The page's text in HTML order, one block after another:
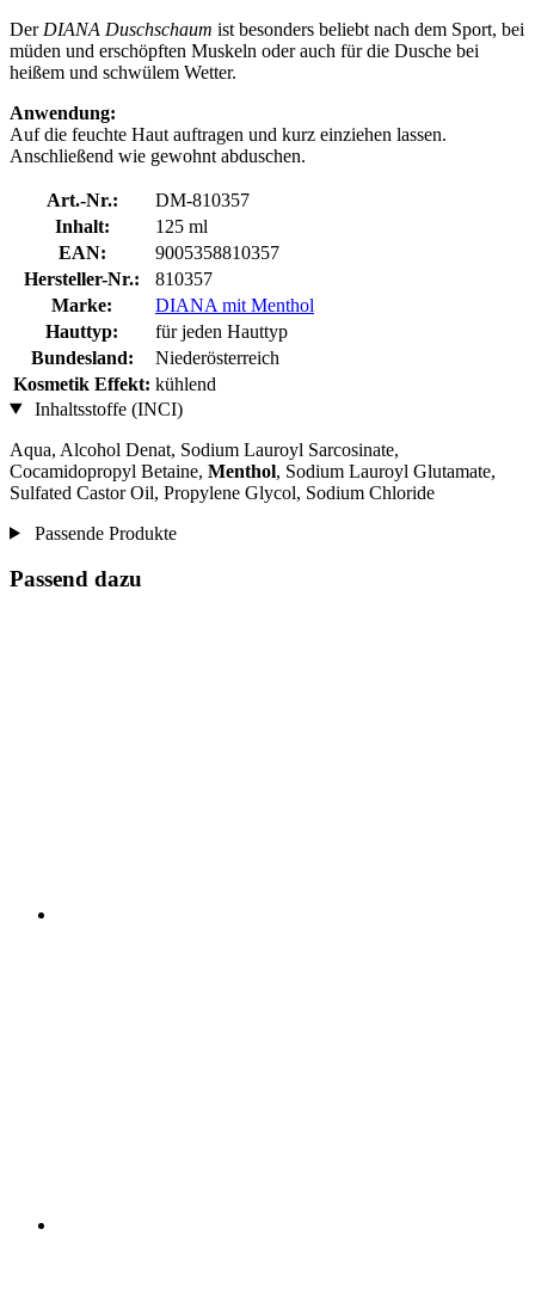
Der DIANA Duschschaum ist besonders beliebt nach dem Sport, bei
müden und erschöpften Muskeln oder auch für die Dusche bei
heißem und schwülem Wetter.
Anwendung:
Auf die feuchte Haut auftragen und kurz einziehen lassen.
Anschließend wie gewohnt abduschen.
Art.-Nr.:
DM-810357
Inhalt:
125 ml
EAN:
9005358810357
Hersteller-Nr.:
810357
Marke:
DIANA mit Menthol
Hauttyp:
für jeden Hauttyp
Bundesland:
Niederösterreich
Kosmetik Effekt: kühlend
Inhaltsstoffe (INCI)
Aqua, Alcohol Denat, Sodium Lauroyl Sarcosinate,
Cocamidopropyl Betaine, Menthol, Sodium Lauroyl Glutamate,
Sulfated Castor Oil, Propylene Glycol, Sodium Chloride
Passende Produkte
Passend dazu